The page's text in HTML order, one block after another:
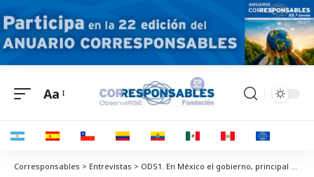
Aa
Corresponsables > Entrevistas > ODS1. En México el gobierno, principal contratista de proveeduría, tiene la oportunidad de convertirse en el principal promotor de la RSE